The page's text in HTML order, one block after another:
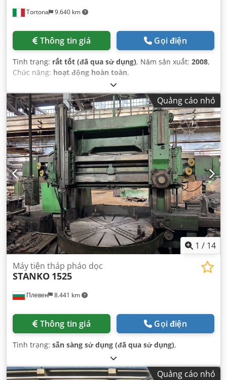
Tortona 9.640 km
Thông tin giá Gọi điện
Tình trạng: rất tốt (đã qua sử dụng), Năm sản xuất: 2008,
Chức năng: hoạt động hoàn toàn,
Quảng cáo nhỏ
1 / 14
Плевен 8.441 km
Máy tiện tháp pháo dọc
STANKO 1525
Thông tin giá Gọi điện
Tình trạng: sẵn sàng sử dụng (đã qua sử dụng),
Quảng cáo nhỏ